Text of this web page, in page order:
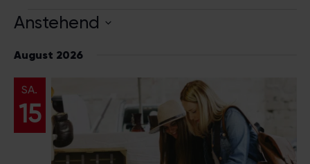
Anstehend
a
t
m
w
August 2026
SA.
15